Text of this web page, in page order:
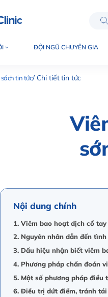
ĐỘI NGŨ CHUYÊN GIA
tin tức Chi tiết tin tức
Nội dung chính
1. Viêm bao hoạt dịch cổ tay
2. Nguyên nhân dẫn đến
3. Dấu hiệu nhận biết viêm
4. Phương pháp chẩn đoán
5. Một số phương pháp
6. Điều trị dứt điểm, tránh